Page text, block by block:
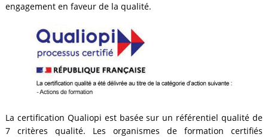
engagement en faveur de la qualité.
La certification Qualiopi est basée sur un référentiel qualité de
7 critères qualité. Les organismes de formation certifiés